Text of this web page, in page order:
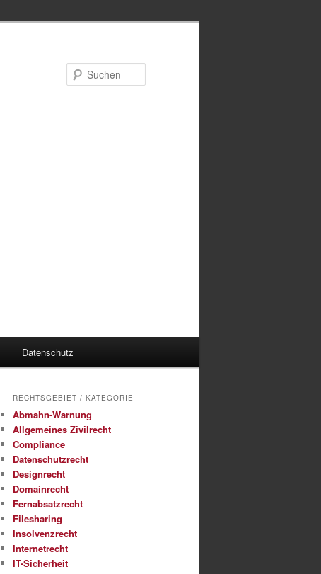
Datenschutz
RECHTSGEBIET / KATEGORIE
Abmahn-Warnung
Allgemeines Zivilrecht
Compliance
Datenschutzrecht
Designrecht
Domainrecht
Fernabsatzrecht
Filesharing
Insolvenzrecht
Internetrecht
IT-Sicherheit